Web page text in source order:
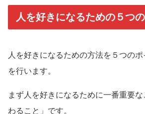
人を好きになるための５つ
人を好きになるための方法を５つの
を行います。
まず人を好きになるために一番重要
わること」です。